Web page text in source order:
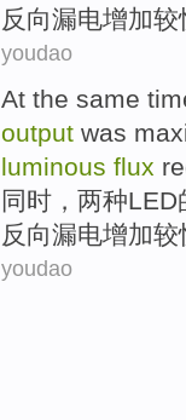
反向漏电增加较
youdao
At the same
output was
luminous flux
同时 ，两种LED
反向漏电增加较
youdao